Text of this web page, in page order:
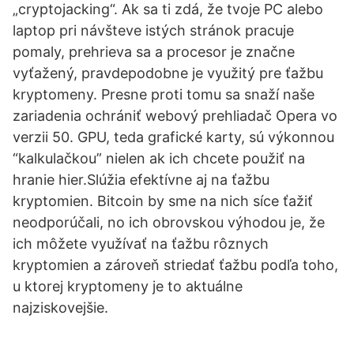
„cryptojacking“. Ak sa ti zdá, že tvoje PC alebo
laptop pri návšteve istých stránok pracuje
pomaly, prehrieva sa a procesor je značne
vyťažený, pravdepodobne je využitý pre ťažbu
kryptomeny. Presne proti tomu sa snaží naše
zariadenia ochrániť webový prehliadač Opera vo
verzii 50. GPU, teda grafické karty, sú výkonnou
“kalkulačkou” nielen ak ich chcete použiť na
hranie hier.Slúžia efektívne aj na ťažbu
kryptomien. Bitcoin by sme na nich síce ťažiť
neodporúčali, no ich obrovskou výhodou je, že
ich môžete využívať na ťažbu rôznych
kryptomien a zároveň striedať ťažbu podľa toho,
u ktorej kryptomeny je to aktuálne
najziskovejšie.